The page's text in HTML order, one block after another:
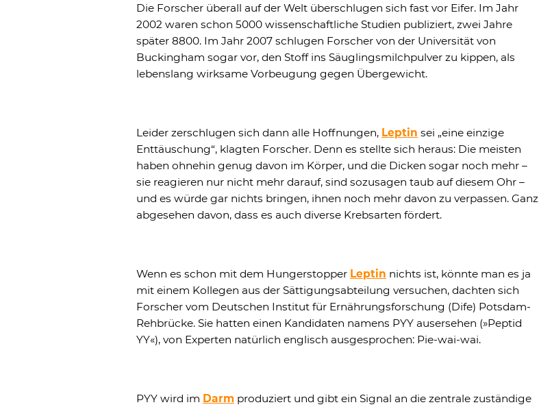
Die Forscher überall auf der Welt überschlugen sich fast vor Eifer. Im Jahr
2002 waren schon 5000 wissenschaftliche Studien publiziert, zwei Jahre
später 8800. Im Jahr 2007 schlugen Forscher von der Universität von
Buckingham sogar vor, den Stoff ins Säuglingsmilchpulver zu kippen, als
lebenslang wirksame Vorbeugung gegen Übergewicht.
Leider zerschlugen sich dann alle Hoffnungen, Leptin sei „eine einzige
Enttäuschung“, klagten Forscher. Denn es stellte sich heraus: Die meisten
haben ohnehin genug davon im Körper, und die Dicken sogar noch mehr –
sie reagieren nur nicht mehr darauf, sind sozusagen taub auf diesem Ohr –
und es würde gar nichts bringen, ihnen noch mehr davon zu verpassen. Ganz
abgesehen davon, dass es auch diverse Krebsarten fördert.
Wenn es schon mit dem Hungerstopper Leptin nichts ist, könnte man es ja
mit einem Kollegen aus der Sättigungsabteilung versuchen, dachten sich
Forscher vom Deutschen Institut für Ernährungsforschung (Dife) Potsdam-
Rehbrücke. Sie hatten einen Kandidaten namens PYY ausersehen (»Peptid
YY«), von Experten natürlich englisch ausgesprochen: Pie-wai-wai.
PYY wird im Darm produziert und gibt ein Signal an die zentrale zuständige